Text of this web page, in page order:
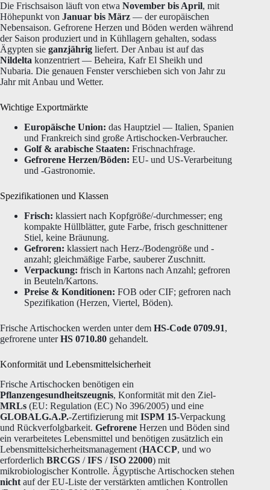
Die Frischsaison läuft von etwa November bis April, mit
Höhepunkt von Januar bis März — der europäischen
Nebensaison. Gefrorene Herzen und Böden werden während
der Saison produziert und in Kühllagern gehalten, sodass
Ägypten sie ganzjährig liefert. Der Anbau ist auf das
Nildelta konzentriert — Beheira, Kafr El Sheikh und
Nubaria. Die genauen Fenster verschieben sich von Jahr zu
Jahr mit Anbau und Wetter.
Wichtige Exportmärkte
Europäische Union: das Hauptziel — Italien, Spanien
und Frankreich sind große Artischocken-Verbraucher.
Golf & arabische Staaten: Frischnachfrage.
Gefrorene Herzen/Böden: EU- und US-Verarbeitung
und -Gastronomie.
Spezifikationen und Klassen
Frisch: klassiert nach Kopfgröße/-durchmesser; eng
kompakte Hüllblätter, gute Farbe, frisch geschnittener
Stiel, keine Bräunung.
Gefroren: klassiert nach Herz-/Bodengröße und -
anzahl; gleichmäßige Farbe, sauberer Zuschnitt.
Verpackung: frisch in Kartons nach Anzahl; gefroren
in Beuteln/Kartons.
Preise & Konditionen: FOB oder CIF; gefroren nach
Spezifikation (Herzen, Viertel, Böden).
Frische Artischocken werden unter dem HS-Code 0709.91,
gefrorene unterHS 0710.80 gehandelt.
Konformität und Lebensmittelsicherheit
Frische Artischocken benötigen ein
Pflanzengesundheitszeugnis, Konformität mit den Ziel-
MRLs (EU: Regulation (EC) No 396/2005) und eine
GLOBALG.A.P.-Zertifizierung mit ISPM 15-Verpackung
und Rückverfolgbarkeit. Gefrorene Herzen und Böden sind
ein verarbeitetes Lebensmittel und benötigen zusätzlich ein
Lebensmittelsicherheitsmanagement (HACCP, und wo
erforderlich BRCGS /IFS /ISO 22000) mit
mikrobiologischer Kontrolle. Ägyptische Artischocken stehen
nicht auf der EU-Liste der verstärkten amtlichen Kontrollen